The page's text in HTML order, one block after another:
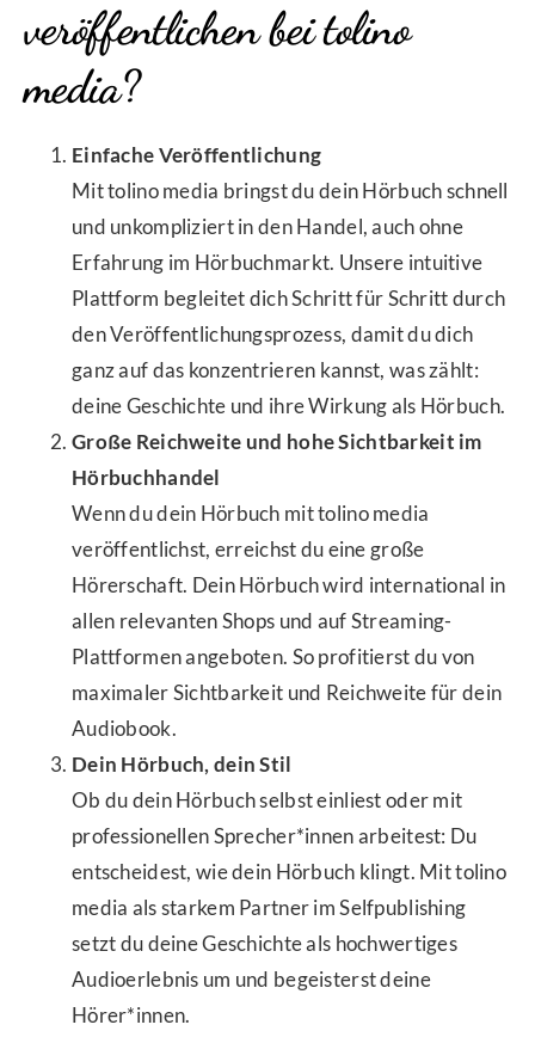
veröffentlichen bei tolino
media?
Einfache Veröffentlichung
Mit tolino media bringst du dein Hörbuch schnell
und unkompliziert in den Handel, auch ohne
Erfahrung im Hörbuchmarkt. Unsere intuitive
Plattform begleitet dich Schritt für Schritt durch
den Veröffentlichungsprozess, damit du dich
ganz auf das konzentrieren kannst, was zählt:
deine Geschichte und ihre Wirkung als Hörbuch.
Große Reichweite und hohe Sichtbarkeit im
Hörbuchhandel
Wenn du dein Hörbuch mit tolino media
veröffentlichst, erreichst du eine große
Hörerschaft. Dein Hörbuch wird international in
allen relevanten Shops und auf Streaming-
Plattformen angeboten. So profitierst du von
maximaler Sichtbarkeit und Reichweite für dein
Audiobook.
Dein Hörbuch, dein Stil
Ob du dein Hörbuch selbst einliest oder mit
professionellen Sprecher*innen arbeitest: Du
entscheidest, wie dein Hörbuch klingt. Mit tolino
media als starkem Partner im Selfpublishing
setzt du deine Geschichte als hochwertiges
Audioerlebnis um und begeisterst deine
Hörer*innen.